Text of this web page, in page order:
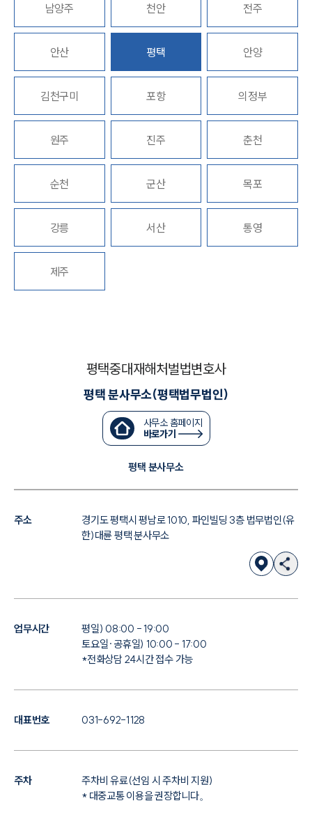
구성원 소개
소식/자료
언론보도
공지사항
법률 블로그
법률서식
세미나
대륜법률상담예약
남양주 천안 전주
안산 평택 안양
김천구미 포항 의정부
원주 진주 춘천
순천 군산 목포
강릉 서산 통영
제주
평택중대재해처벌법변호사
평택 분사무소(평택법무법인)
사무소 홈페이지
바로가기
평택 분사무소
주소
경기도 평택시 평남로 1010, 파인빌딩 3층 법무법인(유
한)대륜 평택 분사무소
업무시간
평일) 08:00 - 19:00
토요일·공휴일) 10:00 - 17:00
*전화상담 24시간 접수 가능
대표번호 031-692-1128
주차
주차비 유료(선임 시 주차비 지원)
* 대중교통 이용을 권장합니다。